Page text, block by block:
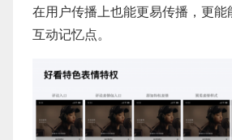
在用户传播上也能更易传播，更能
互动记忆点。